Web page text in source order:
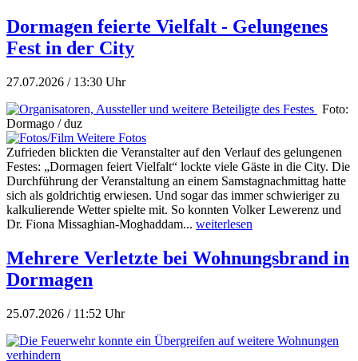
Dormagen feierte Vielfalt - Gelungenes
Fest in der City
27.07.2026 / 13:30 Uhr
Foto:
Dormago / duz
Weitere Fotos
Zufrieden blickten die Veranstalter auf den Verlauf des gelungenen
Festes: „Dormagen feiert Vielfalt“ lockte viele Gäste in die City. Die
Durchführung der Veranstaltung an einem Samstagnachmittag hatte
sich als goldrichtig erwiesen. Und sogar das immer schwieriger zu
kalkulierende Wetter spielte mit. So konnten Volker Lewerenz und
Dr. Fiona Missaghian-Moghaddam... weiterlesen
Mehrere Verletzte bei Wohnungsbrand in
Dormagen
25.07.2026 / 11:52 Uhr